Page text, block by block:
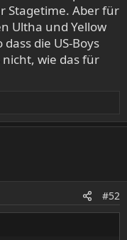
Stagetime. Aber für
Ultha und Yellow
die US-Boys
wie das für
#52